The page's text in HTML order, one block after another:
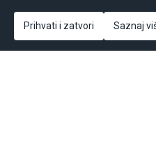
Općinskog
65-05-0017-16
Prihvati i zatvori Saznaj